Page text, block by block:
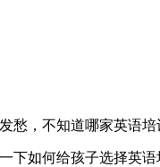
，不知道哪家英语培
如何给孩子选择英语